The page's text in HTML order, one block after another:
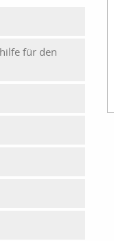
für den